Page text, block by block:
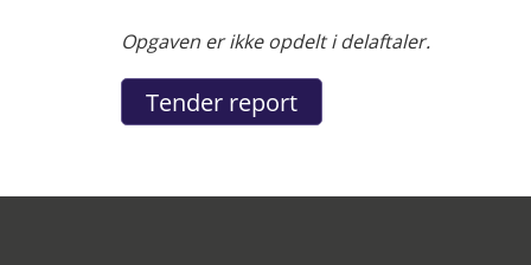
Opgaven er ikke opdelt i delaftaler.